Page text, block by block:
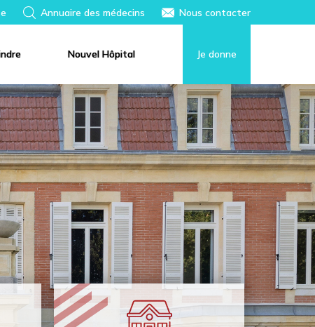
Annuaire des médecins Nous contacter
Nouvel Hôpital Je donne